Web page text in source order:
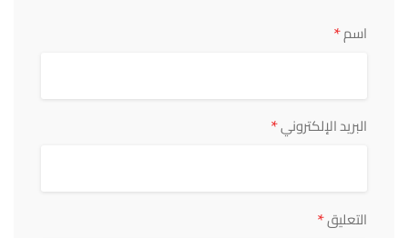
اسم*
البريد الإلكتروني*
التعليق*